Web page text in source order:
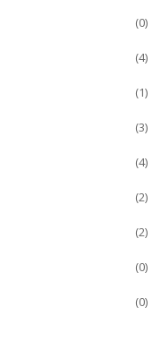
(0)
(4)
(1)
(3)
(4)
(2)
(2)
(0)
(0)